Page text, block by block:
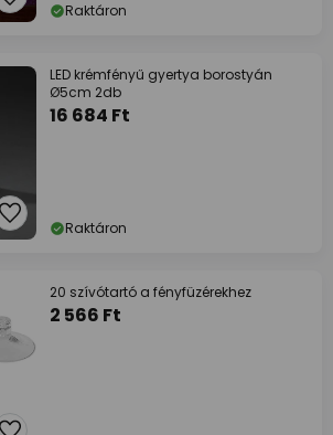
Raktáron
LED krémfényű gyertya borostyán
Ø5cm 2db
16 684 Ft
Raktáron
20 szívótartó a fényfüzérekhez
2 566 Ft